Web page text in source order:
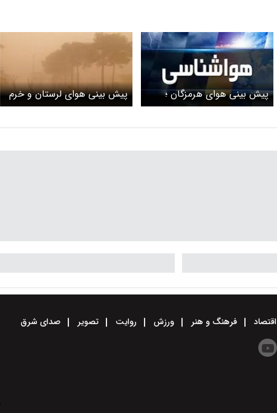
پیش بینی هوای هرمزگان ؛
جمعه 13تیر ۱۴۰۴
پیش بینی هوای لرستان و خرم
آباد؛ جمعه ۱۳ تیر ۱۴۰۴/ گرد و
اقتصاد فرهنگ و هنر ورزش روایت تصویر صدای شرق